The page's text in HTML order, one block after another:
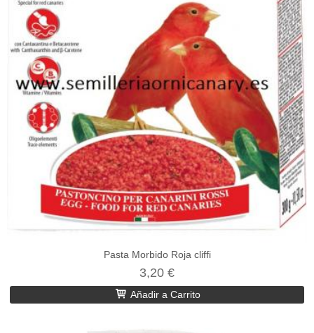
Pasta Morbido Roja cliffi
3,20 €
Añadir a Carrito